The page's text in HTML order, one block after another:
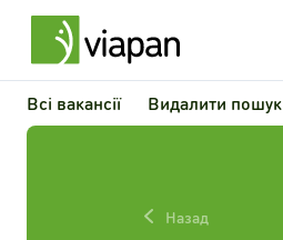
Всі вакансії Видалити пошук
Назад